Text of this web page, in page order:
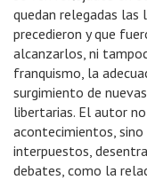
quedan relegadas las
precedieron y que
alcanzarlos, ni
franquismo, la
surgimiento de
libertarias. El autor
acontecimientos,
interpuestos,
debates, como la